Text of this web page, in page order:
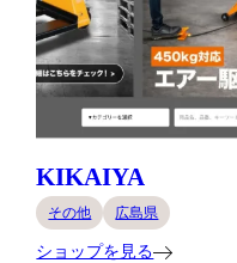
KIKAIYA
その他 広島県
ショップを見る